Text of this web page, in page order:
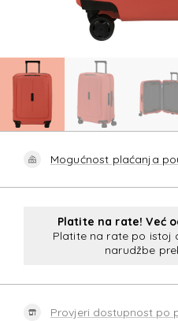
Mogućnost plaćanja
Platite na rate! Već
Platite na rate po istoj
narudžbe
Provjeri dostupnost po